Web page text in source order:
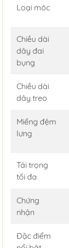
Loại móc
Chiều dài
dây đai
bụng
Chiều dài
dây treo
Miếng đệm
lưng
Tải trọng
tối đa
Chứng
nhận
Đặc điểm